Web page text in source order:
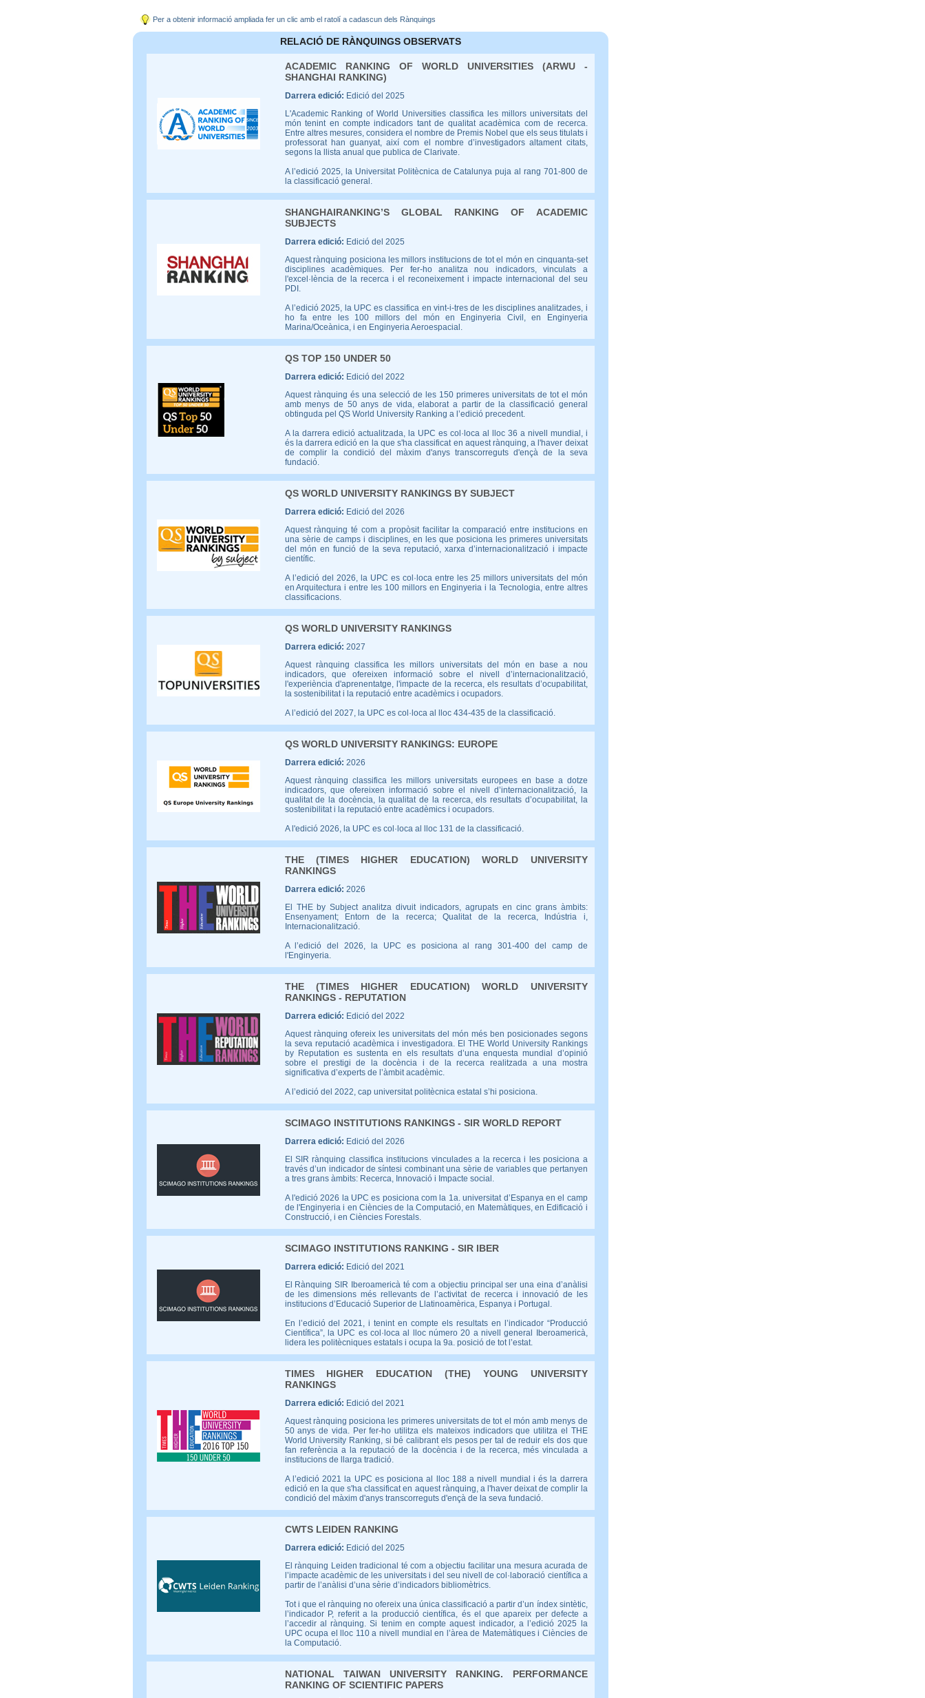
Per a obtenir informació ampliada fer un clic amb el ratolí a cadascun dels Rànquings
RELACIÓ DE RÀNQUINGS OBSERVATS
ACADEMIC RANKING OF WORLD UNIVERSITIES (ARWU -
SHANGHAI RANKING)
Darrera edició: Edició del 2025
L'Academic Ranking of World Universities classifica les millors universitats del
món tenint en compte indicadors tant de qualitat acadèmica com de recerca.
Entre altres mesures, considera el nombre de Premis Nobel que els seus titulats i
professorat han guanyat, així com el nombre d’investigadors altament citats,
segons la llista anual que publica de Clarivate.
A l’edició 2025, la Universitat Politècnica de Catalunya puja al rang 701-800 de
la classificació general.
SHANGHAIRANKING’S GLOBAL RANKING OF ACADEMIC
SUBJECTS
Darrera edició: Edició del 2025
Aquest rànquing posiciona les millors institucions de tot el món en cinquanta-set
disciplines acadèmiques. Per fer-ho analitza nou indicadors, vinculats a
l'excel·lència de la recerca i el reconeixement i impacte internacional del seu
PDI.
A l’edició 2025, la UPC es classifica en vint-i-tres de les disciplines analitzades, i
ho fa entre les 100 millors del món en Enginyeria Civil, en Enginyeria
Marina/Oceànica, i en Enginyeria Aeroespacial.
QS TOP 150 UNDER 50
Darrera edició: Edició del 2022
Aquest rànquing és una selecció de les 150 primeres universitats de tot el món
amb menys de 50 anys de vida, elaborat a partir de la classificació general
obtinguda pel QS World University Ranking a l’edició precedent.
A la darrera edició actualitzada, la UPC es col·loca al lloc 36 a nivell mundial, i
és la darrera edició en la que s'ha classificat en aquest rànquing, a l'haver deixat
de complir la condició del màxim d'anys transcorreguts d'ençà de la seva
fundació.
QS WORLD UNIVERSITY RANKINGS BY SUBJECT
Darrera edició: Edició del 2026
Aquest rànquing té com a propòsit facilitar la comparació entre institucions en
una sèrie de camps i disciplines, en les que posiciona les primeres universitats
del món en funció de la seva reputació, xarxa d’internacionalització i impacte
científic.
A l’edició del 2026, la UPC es col·loca entre les 25 millors universitats del món
en Arquitectura i entre les 100 millors en Enginyeria i la Tecnologia, entre altres
classificacions.
QS WORLD UNIVERSITY RANKINGS
Darrera edició: 2027
Aquest rànquing classifica les millors universitats del món en base a nou
indicadors, que ofereixen informació sobre el nivell d’internacionalització,
l'experiència d'aprenentatge, l'impacte de la recerca, els resultats d’ocupabilitat,
la sostenibilitat i la reputació entre acadèmics i ocupadors.
A l’edició del 2027, la UPC es col·loca al lloc 434-435 de la classificació.
QS WORLD UNIVERSITY RANKINGS: EUROPE
Darrera edició: 2026
Aquest rànquing classifica les millors universitats europees en base a dotze
indicadors, que ofereixen informació sobre el nivell d’internacionalització, la
qualitat de la docència, la qualitat de la recerca, els resultats d’ocupabilitat, la
sostenibilitat i la reputació entre acadèmics i ocupadors.
A l'edició 2026, la UPC es col·loca al lloc 131 de la classificació.
THE (TIMES HIGHER EDUCATION) WORLD UNIVERSITY
RANKINGS
Darrera edició: 2026
El THE by Subject analitza divuit indicadors, agrupats en cinc grans àmbits:
Ensenyament; Entorn de la recerca; Qualitat de la recerca, Indústria i,
Internacionalització.
A l’edició del 2026, la UPC es posiciona al rang 301-400 del camp de
l'Enginyeria.
THE (TIMES HIGHER EDUCATION) WORLD UNIVERSITY
RANKINGS - REPUTATION
Darrera edició: Edició del 2022
Aquest rànquing ofereix les universitats del món més ben posicionades segons
la seva reputació acadèmica i investigadora. El THE World University Rankings
by Reputation es sustenta en els resultats d’una enquesta mundial d’opinió
sobre el prestigi de la docència i de la recerca realitzada a una mostra
significativa d’experts de l’àmbit acadèmic.
A l’edició del 2022, cap universitat politècnica estatal s’hi posiciona.
SCIMAGO INSTITUTIONS RANKINGS - SIR WORLD REPORT
Darrera edició: Edició del 2026
El SIR rànquing classifica institucions vinculades a la recerca i les posiciona a
través d’un indicador de síntesi combinant una sèrie de variables que pertanyen
a tres grans àmbits: Recerca, Innovació i Impacte social.
A l'edició 2026 la UPC es posiciona com la 1a. universitat d’Espanya en el camp
de l'Enginyeria i en Ciències de la Computació, en Matemàtiques, en Edificació i
Construcció, i en Ciències Forestals.
SCIMAGO INSTITUTIONS RANKING - SIR IBER
Darrera edició: Edició del 2021
El Rànquing SIR Iberoamericà té com a objectiu principal ser una eina d’anàlisi
de les dimensions més rellevants de l’activitat de recerca i innovació de les
institucions d’Educació Superior de Llatinoamèrica, Espanya i Portugal.
En l’edició del 2021, i tenint en compte els resultats en l’indicador “Producció
Científica”, la UPC es col·loca al lloc número 20 a nivell general Iberoamericà,
lidera les politècniques estatals i ocupa la 9a. posició de tot l’estat.
TIMES HIGHER EDUCATION (THE) YOUNG UNIVERSITY
RANKINGS
Darrera edició: Edició del 2021
Aquest rànquing posiciona les primeres universitats de tot el món amb menys de
50 anys de vida. Per fer-ho utilitza els mateixos indicadors que utilitza el THE
World University Ranking, si bé calibrant els pesos per tal de reduir els dos que
fan referència a la reputació de la docència i de la recerca, més vinculada a
institucions de llarga tradició.
A l’edició 2021 la UPC es posiciona al lloc 188 a nivell mundial i és la darrera
edició en la que s'ha classificat en aquest rànquing, a l'haver deixat de complir la
condició del màxim d'anys transcorreguts d'ençà de la seva fundació.
CWTS LEIDEN RANKING
Darrera edició: Edició del 2025
El rànquing Leiden tradicional té com a objectiu facilitar una mesura acurada de
l’impacte acadèmic de les universitats i del seu nivell de col·laboració científica a
partir de l’anàlisi d’una sèrie d’indicadors bibliomètrics.
Tot i que el rànquing no ofereix una única classificació a partir d’un índex sintètic,
l’indicador P, referit a la producció científica, és el que apareix per defecte a
l’accedir al rànquing. Si tenim en compte aquest indicador, a l’edició 2025 la
UPC ocupa el lloc 110 a nivell mundial en l’àrea de Matemàtiques i Ciències de
la Computació.
NATIONAL TAIWAN UNIVERSITY RANKING. PERFORMANCE
RANKING OF SCIENTIFIC PAPERS